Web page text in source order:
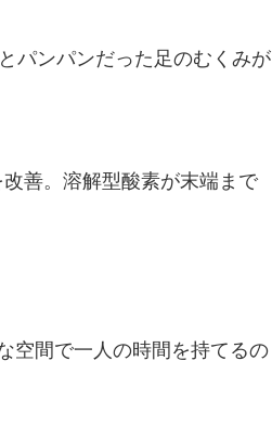
パンパンだった足のむくみが
善。溶解型酸素が末端まで
空間で一人の時間を持てるの